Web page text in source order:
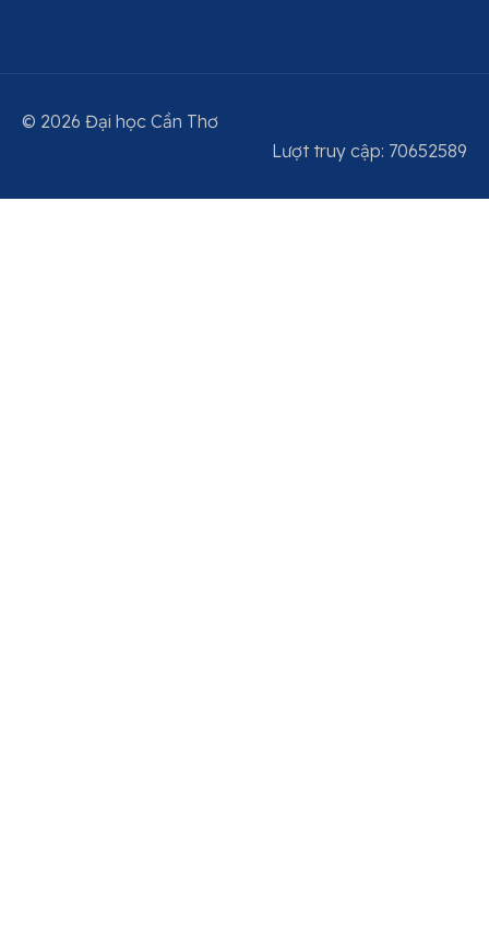
© 2026 Đại học Cần Thơ
Lượt truy cập: 70652589